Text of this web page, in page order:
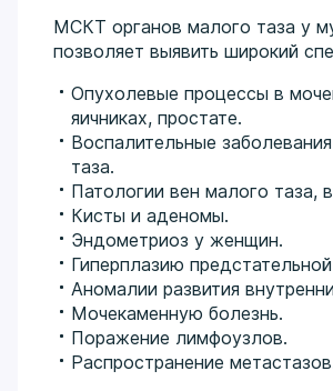
МСКТ органов малого таза у
позволяет выявить широкий
Опухолевые процессы в
яичниках, простате.
Воспалительные
таза.
Патологии вен малого таза,
Кисты и аденомы.
Эндометриоз у женщин.
Гиперплазию
Аномалии развития
Мочекаменную болезнь.
Поражение лимфоузлов.
Распространение